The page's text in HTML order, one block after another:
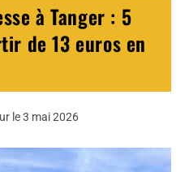
à Tanger : 5
de 13 euros en
le 3 mai 2026